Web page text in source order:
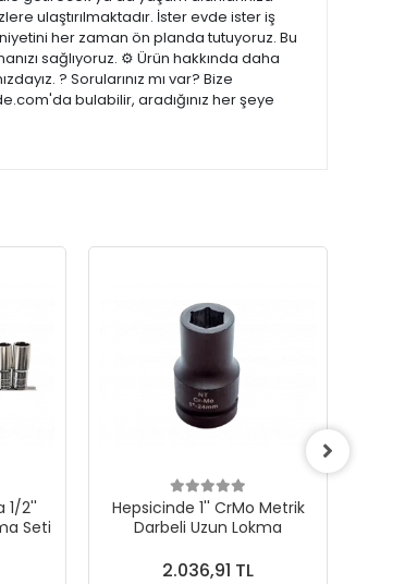
ulaştırılmaktadır. İster evde ister iş
her zaman ön planda tutuyoruz. Bu
sağlıyoruz. ⚙️ Ürün hakkında daha
? Sorularınız mı var? Bize
bulabilir, aradığınız her şeye
1/2''
Seti
Hepsicinde 1'' CrMo Metrik
Darbeli Uzun Lokma
2.036,91 TL